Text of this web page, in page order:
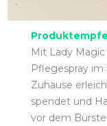
Mit Lady
Pflegespray
Zuhause
spendet und
vor dem